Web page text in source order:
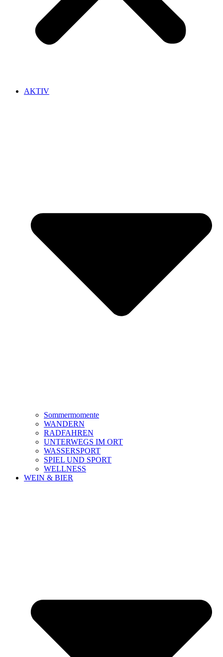
AKTIV
Sommermomente
WANDERN
RADFAHREN
UNTERWEGS IM ORT
WASSERSPORT
SPIEL UND SPORT
WELLNESS
WEIN & BIER